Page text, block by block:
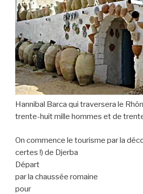
Hannibal Barca qui traversera le
trente-huit mille hommes et de
On commence le tourisme par la
certes !) de Djerba
Départ
par la chaussée romaine
pour